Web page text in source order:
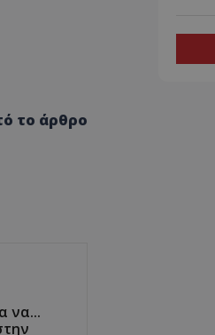
το άρθρο
να...